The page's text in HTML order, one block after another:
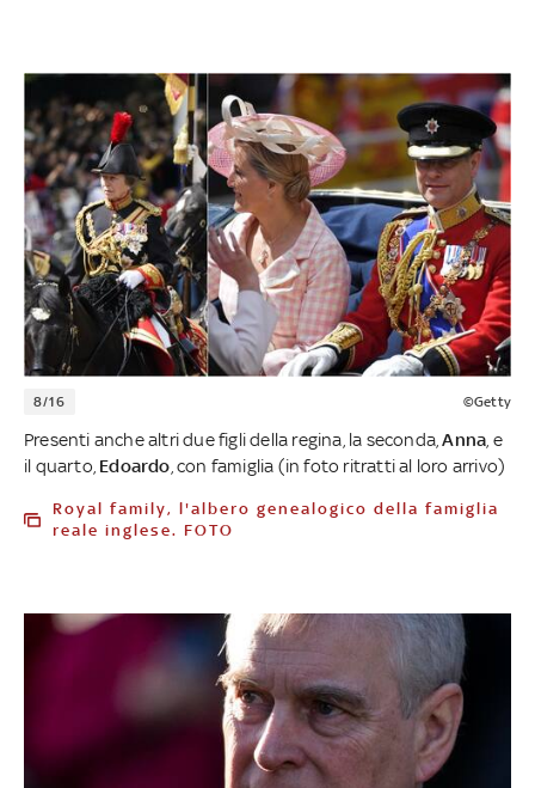
8/16 ©Getty
Presenti anche altri due figli della regina, la seconda,Anna, e
il quarto, Edoardo, con famiglia (in foto ritratti al loro arrivo)
Royal family, l'albero genealogico della famiglia
reale inglese. FOTO